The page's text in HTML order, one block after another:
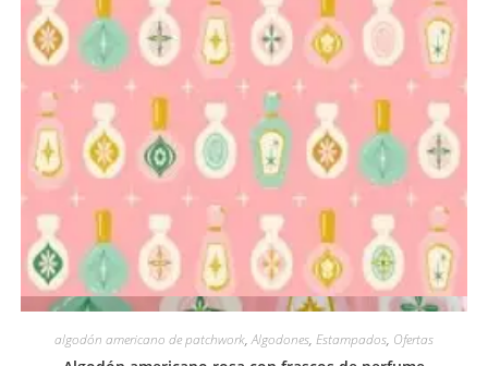
Vista rápida
algodón americano de patchwork,Algodones, Estampados, Ofertas